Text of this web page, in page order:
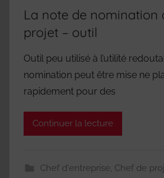
La note de nomination
projet – outil
Outil peu utilisé à l’utilité
nomination peut être mise ne
rapidement pour des
Continuer la lecture
Chef d'entreprise, Chef de